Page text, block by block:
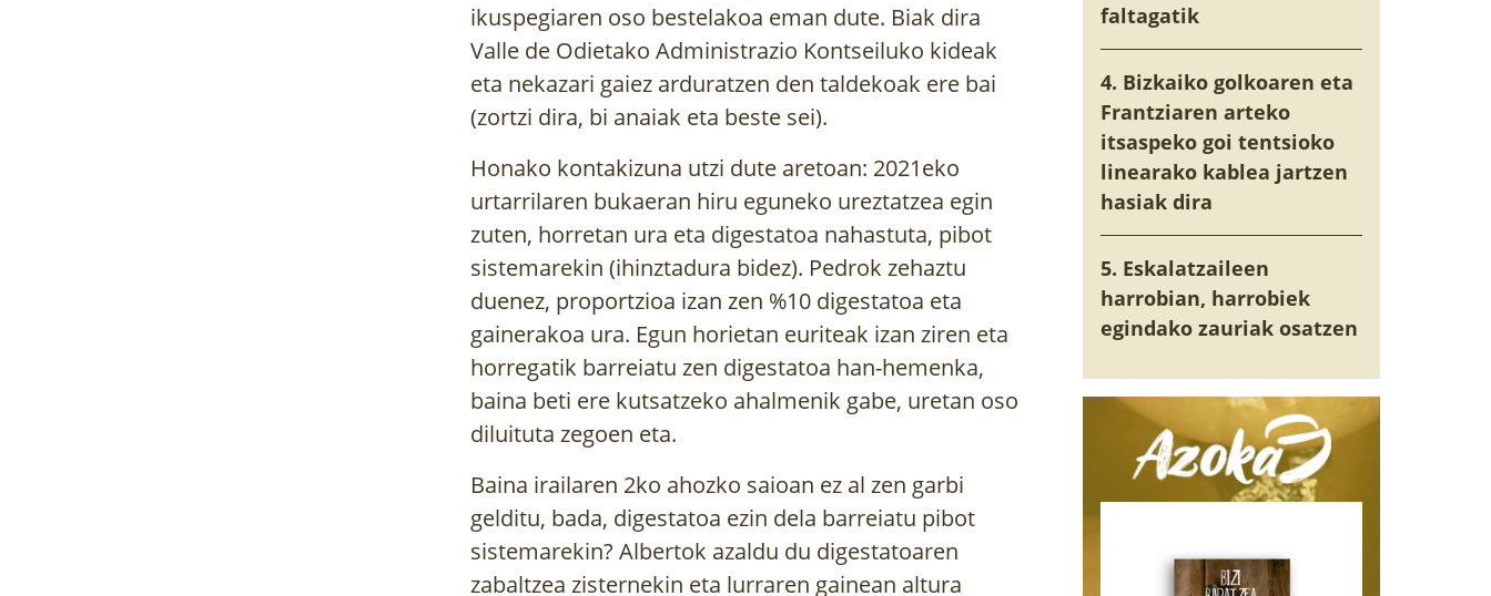
ikuspegiaren oso bestelakoa eman dute. Biak dira
Valle de Odietako Administrazio Kontseiluko kideak
eta nekazari gaiez arduratzen den taldekoak ere bai
(zortzi dira, bi anaiak eta beste sei).
Honako kontakizuna utzi dute aretoan: 2021eko
urtarrilaren bukaeran hiru eguneko ureztatzea egin
zuten, horretan ura eta digestatoa nahastuta, pibot
sistemarekin (ihinztadura bidez). Pedrok zehaztu
duenez, proportzioa izan zen %10 digestatoa eta
gainerakoa ura. Egun horietan euriteak izan ziren eta
horregatik barreiatu zen digestatoa han-hemenka,
baina beti ere kutsatzeko ahalmenik gabe, uretan oso
diluituta zegoen eta.
Baina irailaren 2ko ahozko saioan ez al zen garbi
gelditu, bada, digestatoa ezin dela barreiatu pibot
sistemarekin? Albertok azaldu du digestatoaren
zabaltzea zisternekin eta lurraren gainean altura
faltagatik
4. Bizkaiko golkoaren eta
Frantziaren arteko
itsaspeko goi tentsioko
linearako kablea jartzen
hasiak dira
5. Eskalatzaileen
harrobian, harrobiek
egindako zauriak osatzen